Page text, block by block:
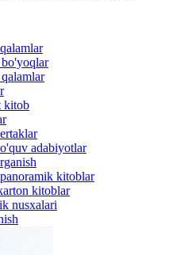
kitob
adabiyotlar
kitoblar
kitoblar
nusxalari